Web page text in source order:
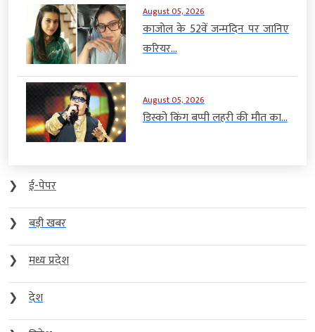
August 05, 2026
काजोल के 52वें जन्मदिन पर जानिए
करियर...
August 05, 2026
डिस्को किंग बप्पी लहरी की मौत का...
❯
ई-पेपर
❯
बड़ी खबर
❯
मध्य प्रदेश
❯
देश